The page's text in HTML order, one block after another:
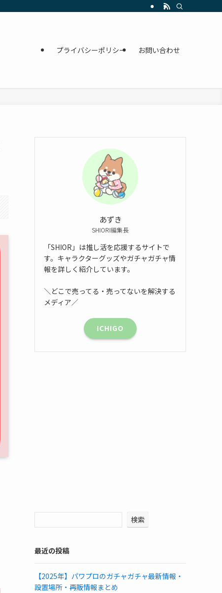
プライバシーポリシー お問い合わせ
あずき
SHIORI編集長
「SHIOR」は推し活を応援するサイトで
す。キャラクターグッズやガチャガチャ情
報を詳しく紹介しています。
＼どこで売ってる・売ってないを解決する
メディア／
ICHIGO
検索
最近の投稿
【2025年】パワプロのガチャガチャ最新情報・
設置場所・再販情報まとめ